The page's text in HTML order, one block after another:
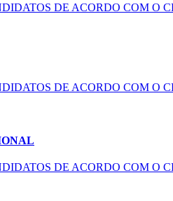
DE ACORDO COM
DE ACORDO COM
DE ACORDO COM